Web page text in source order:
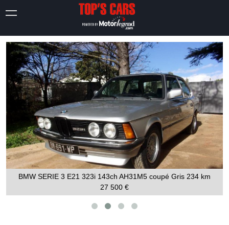
BMW SERIE 3 E21 323i 143ch AH31M5 coupé Gris 234 km
27 500 €